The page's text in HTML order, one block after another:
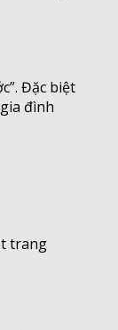
Đặc biệt
đình
trang